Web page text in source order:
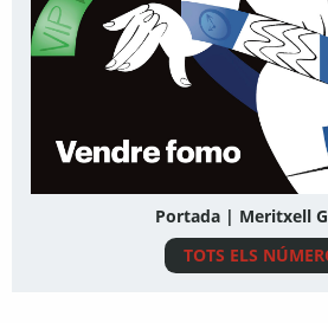
Portada | Meritxell
TOTS ELS